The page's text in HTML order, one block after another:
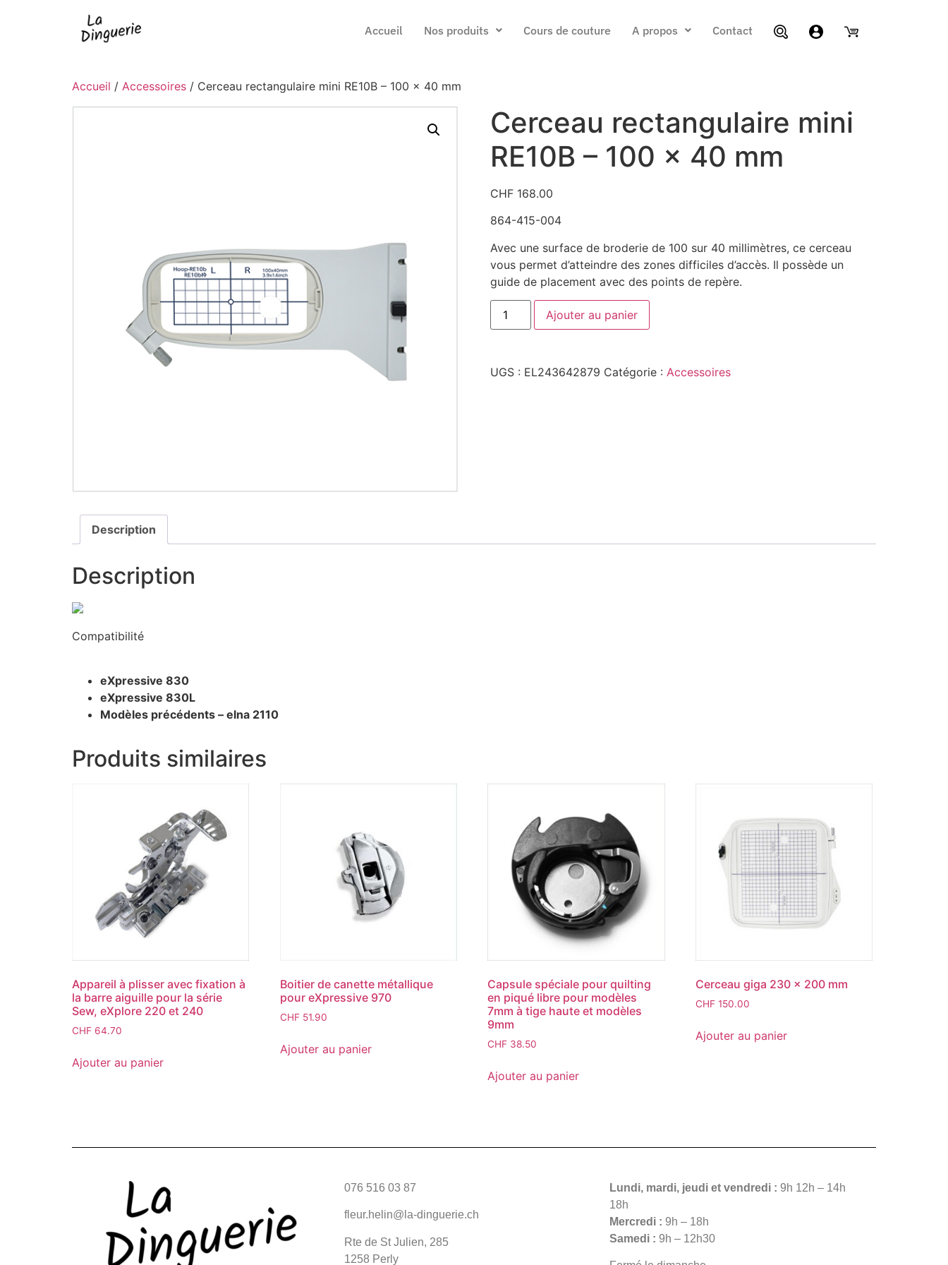
Accueil Nos produits Cours de couture A propos Contact
Accueil / Accessoires / Cerceau rectangulaire mini RE10B – 100 x 40 mm
Cerceau rectangulaire mini
RE10B – 100 x 40 mm
CHF168.00
864-415-004
Avec une surface de broderie de 100 sur 40 millimètres, ce cerceau
vous permet d’atteindre des zones difficiles d’accès. Il possède un
guide de placement avec des points de repère.
Ajouter au panier
UGS : EL243642879 Catégorie : Accessoires
Description
Description
Compatibilité
eXpressive 830
eXpressive 830L
Modèles précédents – elna 2110
Produits similaires
Appareil à plisser avec fixation à
la barre aiguille pour la série
Sew, eXplore 220 et 240
CHF 64.70
Ajouter au panier
Boitier de canette métallique
pour eXpressive 970
CHF51.90
Ajouter au panier
Capsule spéciale pour quilting
en piqué libre pour modèles
7mm à tige haute et modèles
9mm
CHF 38.50
Ajouter au panier
Cerceau giga 230 x 200 mm
CHF 150.00
Ajouter au panier
076 516 03 87
fleur.helin@la-dinguerie.ch
Rte de St Julien, 285
1258 Perly
Lundi, mardi, jeudi et vendredi : 9h 12h – 14h
18h
Mercredi : 9h – 18h
Samedi : 9h – 12h30